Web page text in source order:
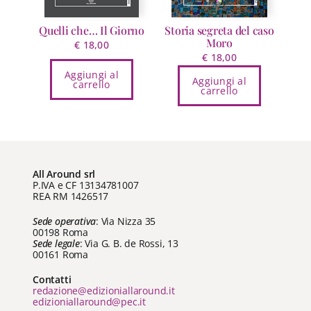
Quelli che… Il Giorno
€ 18,00
Aggiungi al
carrello
Storia segreta del caso
Moro
€ 18,00
Aggiungi al
carrello
All Around srl
P.IVA e CF 13134781007
REA RM 1426517
Sede operativa: Via Nizza 35
00198 Roma
Sede legale: Via G. B. de Rossi, 13
00161 Roma
Contatti
redazione@edizioniallaround.it
edizioniallaround@pec.it